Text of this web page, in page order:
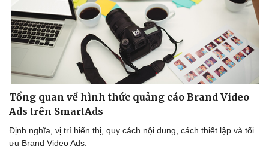
Doanh nghiệp
Thông tin doanh nghiệp
Doanh nghiệp 24h
Doanh nhân
Vì cộng đồng
Công nghệ
Sành điệu
Tin Công nghệ
Trải nghiệm
Tổng quan về hình thức quảng cáo Brand Video
Ads trên SmartAds
Định nghĩa, vị trí hiển thị, quy cách nội dung, cách thiết lập và tối
ưu Brand Video Ads.